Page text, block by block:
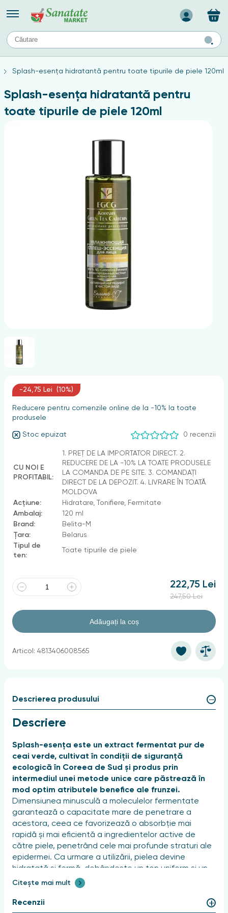
Назад
TIPURI DE TEN
Produse pentru ten mixt
Ten problematic
Produse pentru ten gras
Splash-esența hidratantă pentru toate tipurile de piele 120ml
Splash-esența hidratantă pentru
toate tipurile de piele 120ml
-24,75 Lei (10%)
Reducere pentru comenzile online de la -10% la toate
produsele
Stoc epuizat 0 recenzii
CU NOI E
PROFITABIL:
1. PREȚ DE LA IMPORTATOR DIRECT. 2.
REDUCERE DE LA -10% LA TOATE PRODUSELE
LA COMANDA DE PE SITE. 3. COMANDAȚI
DIRECT DE LA DEPOZIT. 4. LIVRARE ÎN TOATĂ
MOLDOVA
Acțiune:
Hidratare, Tonifiere, Fermitate
Ambalaj:
120 ml
Brand:
Belita-M
Țara:
Belarus
Tipul de
ten:
Toate tipurile de piele
222,75 Lei
247,50 Lei
Adăugați la coș
Articol: 4813406008565
Descrierea produsului
Descriere
Splash-esența este un extract fermentat pur de
ceai verde, cultivat în condiții de siguranță
ecologică în Coreea de Sud și produs prin
intermediul unei metode unice care păstrează în
mod optim atributele benefice ale frunzei.
Dimensiunea minusculă a moleculelor fermentate
garantează o capacitate mare de penetrare a
acestora, ceea ce favorizează o absorbție mai
rapidă și mai eficientă a ingredientelor active de
către piele, penetrând cele mai profunde straturi ale
epidermei. Ca urmare a utilizării, pielea devine
hidratată și fermă, dobândește un ton uniform și un
ten sănătos, precum și o strălucire naturală.
Acțiune
Citește mai mult
Recenzii